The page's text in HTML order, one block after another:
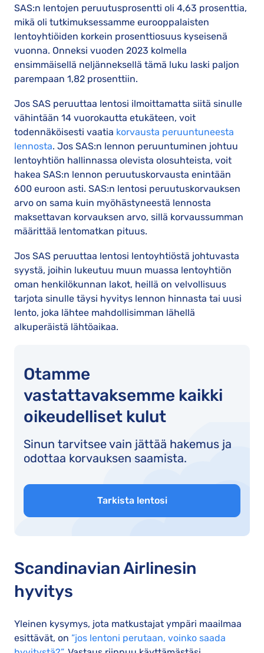
SAS:n lentojen peruutusprosentti oli 4,63 prosenttia,
mikä oli tutkimuksessamme eurooppalaisten
lentoyhtiöiden korkein prosenttiosuus kyseisenä
vuonna. Onneksi vuoden 2023 kolmella
ensimmäisellä neljänneksellä tämä luku laski paljon
parempaan 1,82 prosenttiin.
Jos SAS peruuttaa lentosi ilmoittamatta siitä sinulle
vähintään 14 vuorokautta etukäteen, voit
todennäköisesti vaatia korvausta peruuntuneesta
lennosta. Jos SAS:n lennon peruuntuminen johtuu
lentoyhtiön hallinnassa olevista olosuhteista, voit
hakea SAS:n lennon peruutuskorvausta enintään
600 euroon asti. SAS:n lentosi peruutuskorvauksen
arvo on sama kuin myöhästyneestä lennosta
maksettavan korvauksen arvo, sillä korvaussumman
määrittää lentomatkan pituus.
Jos SAS peruuttaa lentosi lentoyhtiöstä johtuvasta
syystä, joihin lukeutuu muun muassa lentoyhtiön
oman henkilökunnan lakot, heillä on velvollisuus
tarjota sinulle täysi hyvitys lennon hinnasta tai uusi
lento, joka lähtee mahdollisimman lähellä
alkuperäistä lähtöaikaa.
Otamme
vastattavaksemme kaikki
oikeudelliset kulut
Sinun tarvitsee vain jättää hakemus ja
odottaa korvauksen saamista.
Tarkista lentosi
Scandinavian Airlinesin
hyvitys
Yleinen kysymys, jota matkustajat ympäri maailmaa
esittävät, on ”jos lentoni perutaan, voinko saada